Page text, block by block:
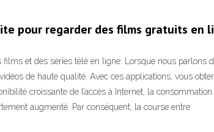
pour regarder des films gratuits en
et des séries télé en ligne: Lorsque nous parlons
de haute qualité. Avec ces applications, vous
croissante de l’accès à Internet, la
augmenté. Par conséquent, la course entre